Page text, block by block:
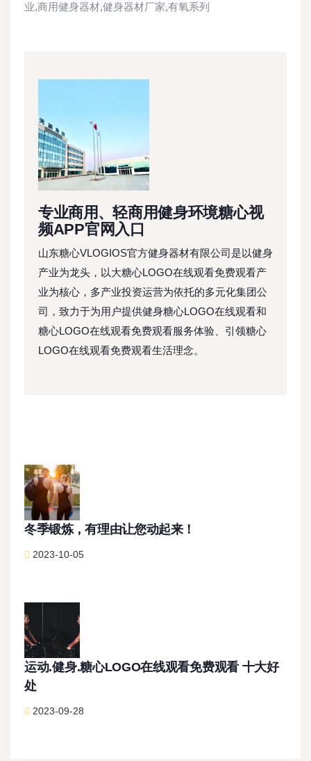
业,商用健身器材,健身器材厂家,有氧系列
专业商用、轻商用健身环境糖心视
频APP官网入口
山东糖心VLOGIOS官方健身器材有限公司是以健身
产业为龙头，以大糖心LOGO在线观看免费观看产
业为核心，多产业投资运营为依托的多元化集团公
司，致力于为用户提供健身糖心LOGO在线观看和
糖心LOGO在线观看免费观看服务体验、引领糖心
LOGO在线观看免费观看生活理念。
冬季锻炼，有理由让您动起来！
2023-10-05
运动.健身.糖心LOGO在线观看免费观看 十大好
处
2023-09-28